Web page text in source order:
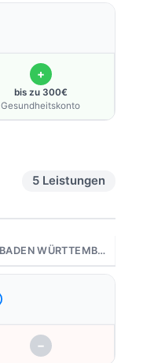
+
bis zu 300€
Gesundheitskonto
5 Leistungen
AOK BADEN WÜRTTEMBERG
−